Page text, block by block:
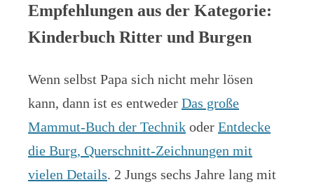
Empfehlungen aus der Kategorie:
Kinderbuch Ritter und Burgen
Wenn selbst Papa sich nicht mehr lösen
kann, dann ist es entweder Das große
Mammut-Buch der Technik oder Entdecke
die Burg, Querschnitt-Zeichnungen mit
vielen Details. 2 Jungs sechs Jahre lang mit